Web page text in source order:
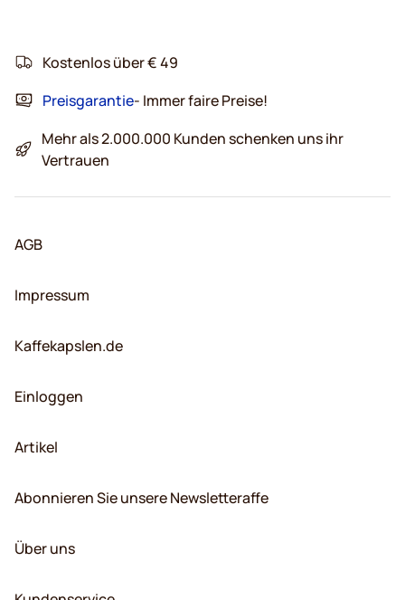
Kostenlos über € 49
Preisgarantie- Immer faire Preise!
Mehr als 2.000.000 Kunden schenken uns ihr
Vertrauen
AGB
Impressum
Kaffekapslen.de
Einloggen
Artikel
Abonnieren Sie unsere Newsletteraffe
Über uns